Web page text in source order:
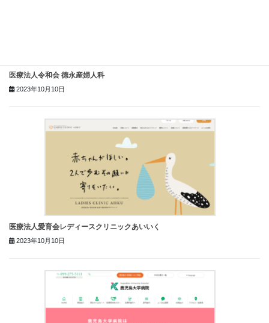
医療法人令和会 徳永産婦人科
2023年10月10日
医療法人愛育会レディースクリニックあいいく
2023年10月10日